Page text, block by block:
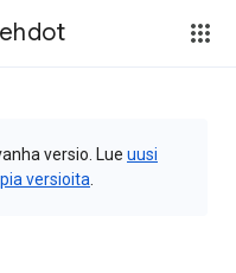
versio. Lue uusi
versioita